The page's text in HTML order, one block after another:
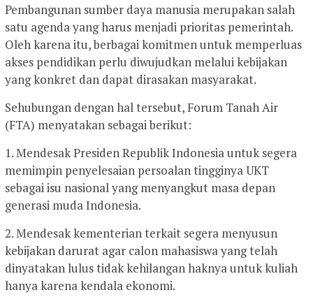
Pembangunan sumber daya manusia merupakan salah
satu agenda yang harus menjadi prioritas pemerintah.
Oleh karena itu, berbagai komitmen untuk memperluas
akses pendidikan perlu diwujudkan melalui kebijakan
yang konkret dan dapat dirasakan masyarakat.
Sehubungan dengan hal tersebut, Forum Tanah Air
(FTA) menyatakan sebagai berikut:
1. Mendesak Presiden Republik Indonesia untuk segera
memimpin penyelesaian persoalan tingginya UKT
sebagai isu nasional yang menyangkut masa depan
generasi muda Indonesia.
2. Mendesak kementerian terkait segera menyusun
kebijakan darurat agar calon mahasiswa yang telah
dinyatakan lulus tidak kehilangan haknya untuk kuliah
hanya karena kendala ekonomi.